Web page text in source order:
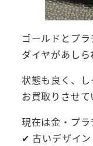
ゴールドとプ
ダイヤがあし
状態も良く、
お買取りさせ
現在は金・プ
✔ 古いデザイン